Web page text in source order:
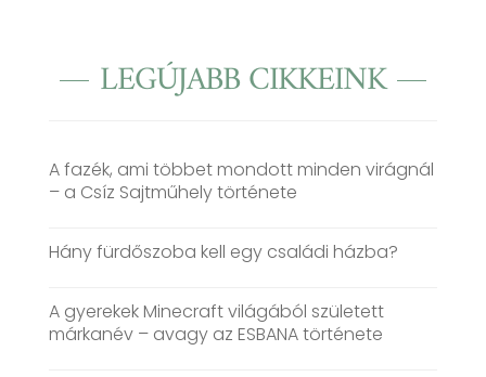
LEGÚJABB CIKKEINK
A fazék, ami többet mondott minden virágnál
– a Csíz Sajtműhely története
Hány fürdőszoba kell egy családi házba?
A gyerekek Minecraft világából született
márkanév – avagy az ESBANA története